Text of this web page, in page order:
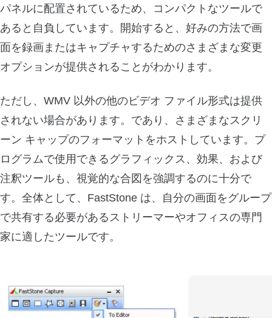
パネルに配置されているため、コンパクトなツールで
あると自負しています。開始すると、好みの方法で画
面を録画またはキャプチャするためのさまざまな変更
オプションが提供されることがわかります。
ただし、WMV 以外の他のビデオ ファイル形式は提供
されない場合があります。であり、さまざまなスクリ
ーン キャップのフォーマットをホストしています。プ
ログラムで使用できるグラフィックス、効果、および
注釈ツールも、視覚的な合図を強調するのに十分で
す。全体として、FastStone は、自分の画面をグループ
で共有する必要があるストリーマーやオフィスの専門
家に適したツールです。